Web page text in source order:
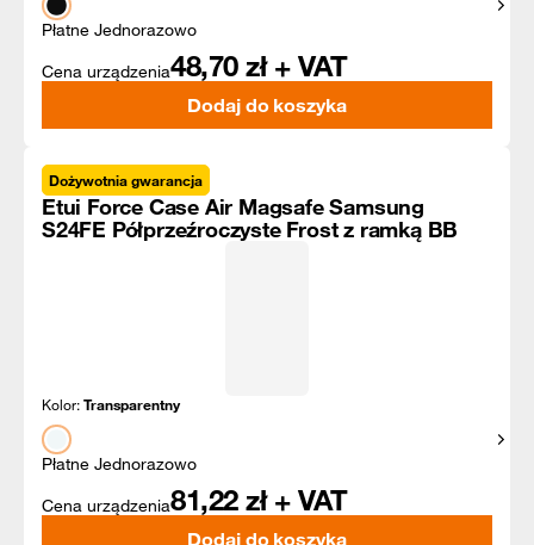
Płatne Jednorazowo
Cena urządzenia48,70 zł + VAT
Dodaj do koszyka
Dożywotnia gwarancja
Etui Force Case Air Magsafe Samsung
S24FE Półprzeźroczyste Frost z ramką BB
Kolor:Transparentny
Płatne Jednorazowo
Cena urządzenia81,22 zł + VAT
Dodaj do koszyka